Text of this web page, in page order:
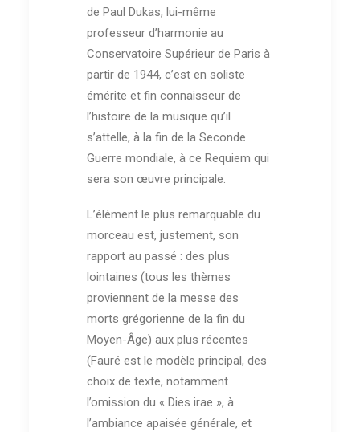
de Paul Dukas, lui-même
professeur d’harmonie au
Conservatoire Supérieur de Paris à
partir de 1944, c’est en soliste
émérite et fin connaisseur de
l’histoire de la musique qu’il
s’attelle, à la fin de la Seconde
Guerre mondiale, à ce Requiem qui
sera son œuvre principale.
L’élément le plus remarquable du
morceau est, justement, son
rapport au passé : des plus
lointaines (tous les thèmes
proviennent de la messe des
morts grégorienne de la fin du
Moyen-Âge) aux plus récentes
(Fauré est le modèle principal, des
choix de texte, notamment
l’omission du « Dies irae », à
l’ambiance apaisée générale, et